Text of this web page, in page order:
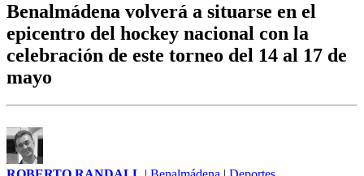
Benalmádena volverá a situarse en el
epicentro del hockey nacional con la
celebración de este torneo del 14 al 17 de
mayo